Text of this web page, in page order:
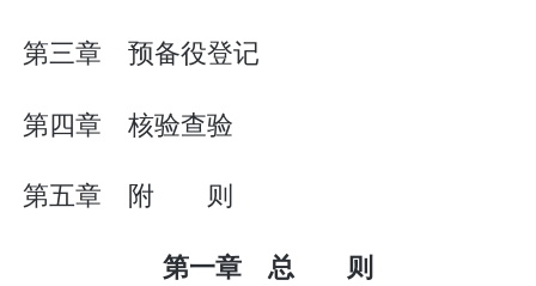
第三章 预备役登记
第四章 核验查验
第五章 附 则
第一章 总 则